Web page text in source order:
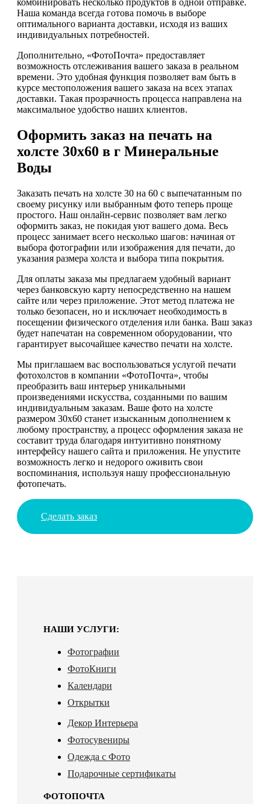
комбинировать несколько продуктов в одной отправке.
Наша команда всегда готова помочь в выборе
оптимального варианта доставки, исходя из ваших
индивидуальных потребностей.
Дополнительно, «ФотоПочта» предоставляет
возможность отслеживания вашего заказа в реальном
времени. Это удобная функция позволяет вам быть в
курсе местоположения вашего заказа на всех этапах
доставки. Такая прозрачность процесса направлена на
максимальное удобство наших клиентов.
Оформить заказ на печать на
холсте 30х60 в г Минеральные
Воды
Заказать печать на холсте 30 на 60 с выпечатанным по
своему рисунку или выбранным фото теперь проще
простого. Наш онлайн-сервис позволяет вам легко
оформить заказ, не покидая уют вашего дома. Весь
процесс занимает всего несколько шагов: начиная от
выбора фотографии или изображения для печати, до
указания размера холста и выбора типа покрытия.
Для оплаты заказа мы предлагаем удобный вариант
через банковскую карту непосредственно на нашем
сайте или через приложение. Этот метод платежа не
только безопасен, но и исключает необходимость в
посещении физического отделения или банка. Ваш заказ
будет напечатан на современном оборудовании, что
гарантирует высочайшее качество печати на холсте.
Мы приглашаем вас воспользоваться услугой печати
фотохолстов в компании «ФотоПочта», чтобы
преобразить ваш интерьер уникальными
произведениями искусства, созданными по вашим
индивидуальным заказам. Ваше фото на холсте
размером 30х60 станет изысканным дополнением к
любому пространству, а процесс оформления заказа не
составит труда благодаря интуитивно понятному
интерфейсу нашего сайта и приложения. Не упустите
возможность легко и недорого оживить свои
воспоминания, используя нашу профессиональную
фотопечать.
Сделать заказ
НАШИ УСЛУГИ:
Фотографии
ФотоКниги
Календари
Открытки
Декор Интерьера
Фотосувениры
Одежда с Фото
Подарочные сертификаты
ФОТОПОЧТА